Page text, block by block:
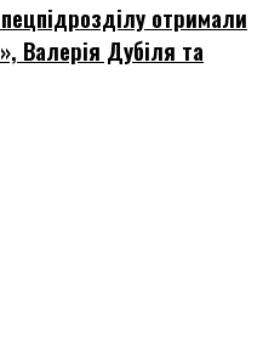
отримали
Валерія Дубіля та